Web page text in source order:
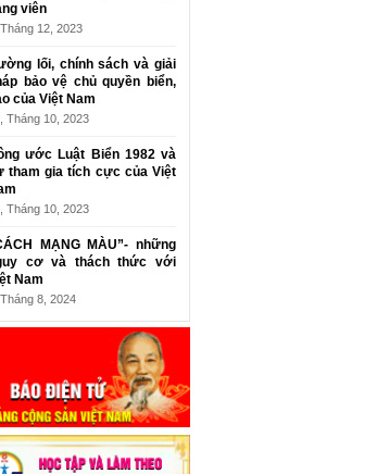
viên
12, 2023
lối, chính sách và giải
bảo vệ chủ quyền biển,
của Việt Nam
Tháng 10, 2023
ước Luật Biển 1982 và
tham gia tích cực của Việt
Tháng 10, 2023
MẠNG MÀU”- những
cơ và thách thức với
Nam
8, 2024